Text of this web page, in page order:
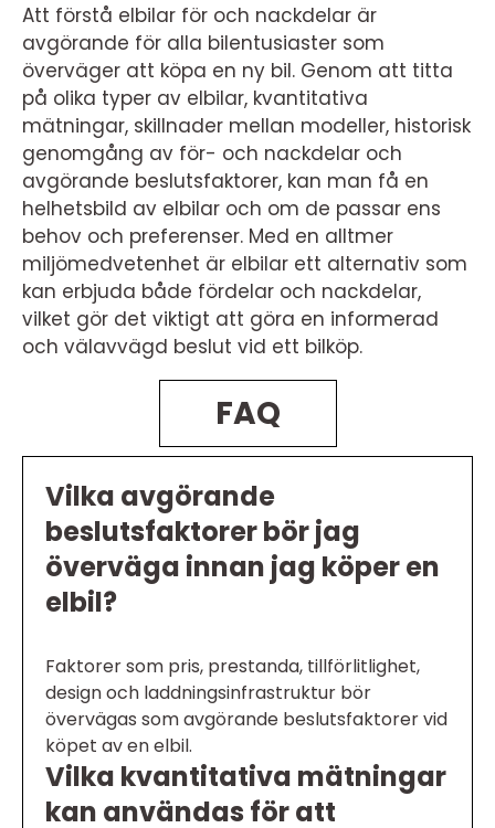
Att förstå elbilar för och nackdelar är
avgörande för alla bilentusiaster som
överväger att köpa en ny bil. Genom att titta
på olika typer av elbilar, kvantitativa
mätningar, skillnader mellan modeller, historisk
genomgång av för- och nackdelar och
avgörande beslutsfaktorer, kan man få en
helhetsbild av elbilar och om de passar ens
behov och preferenser. Med en alltmer
miljömedvetenhet är elbilar ett alternativ som
kan erbjuda både fördelar och nackdelar,
vilket gör det viktigt att göra en informerad
och välavvägd beslut vid ett bilköp.
FAQ
Vilka avgörande
beslutsfaktorer bör jag
överväga innan jag köper en
elbil?
Faktorer som pris, prestanda, tillförlitlighet,
design och laddningsinfrastruktur bör
övervägas som avgörande beslutsfaktorer vid
köpet av en elbil.
Vilka kvantitativa mätningar
kan användas för att